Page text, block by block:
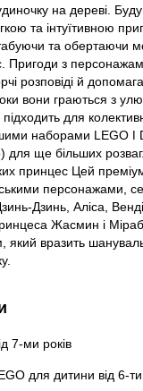
на дереві.
та інтуїтивною
та обертаючи
Пригоди з
розповіді й
вони граються з
для
наборами LEGO ǀ
ще більших
принцес Цей
персонажами,
Дзинь, Аліса,
Жасмин і
вразить
7-ми років
для дитини від 6-ти